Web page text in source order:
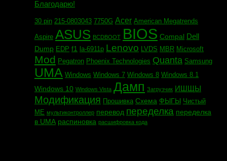
Благодарю!
30 pin 215-0803043 7750G Acer American Megatrends
Aspire ASUS BCDBOOT BIOS Compal Dell
Dump EDP f1 la-6911p Lenovo LVDS MBR Microsoft
Mod Pegatron Phoenix Technologies Quanta Samsung
UMA Windows Windows 7 Windows 8 Windows 8.1
Windows 10 Windows Vista Дамп Загрузчик ИШЩЫ
Модификация Прошивка Схема ФЫГЫ Чистый
МЕ мультиконтроллер перевод переделка переделка
в UMA распиновка расшифровка кода